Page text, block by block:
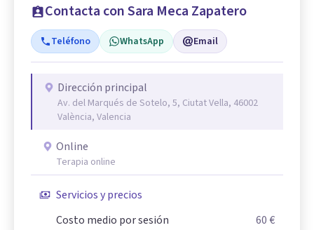
Contacta con Sara Meca Zapatero
Teléfono WhatsApp Email
Dirección principal
Av. del Marqués de Sotelo, 5, Ciutat Vella, 46002
València, Valencia
Online
Terapia online
Servicios y precios
Costo medio por sesión
60 €